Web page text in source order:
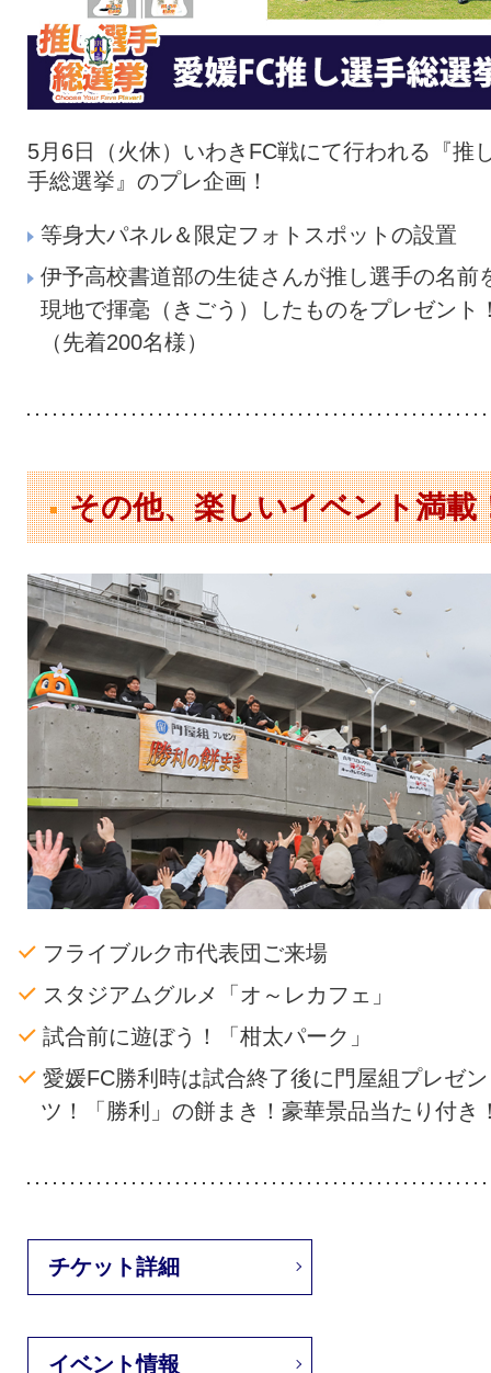
5月6日（火休）いわきFC戦にて行われる『推
手総選挙』のプレ企画！
等身大パネル＆限定フォトスポットの設置
伊予高校書道部の生徒さんが推し選手の名前
現地で揮毫（きごう）したものをプレゼント
（先着200名様）
その他、楽しいイベント満載
フライブルク市代表団ご来場
スタジアムグルメ「オ～レカフェ」
試合前に遊ぼう！「柑太パーク」
愛媛FC勝利時は試合終了後に門屋組プレゼン
ツ！「勝利」の餅まき！豪華景品当たり付き
チケット詳細
イベント情報